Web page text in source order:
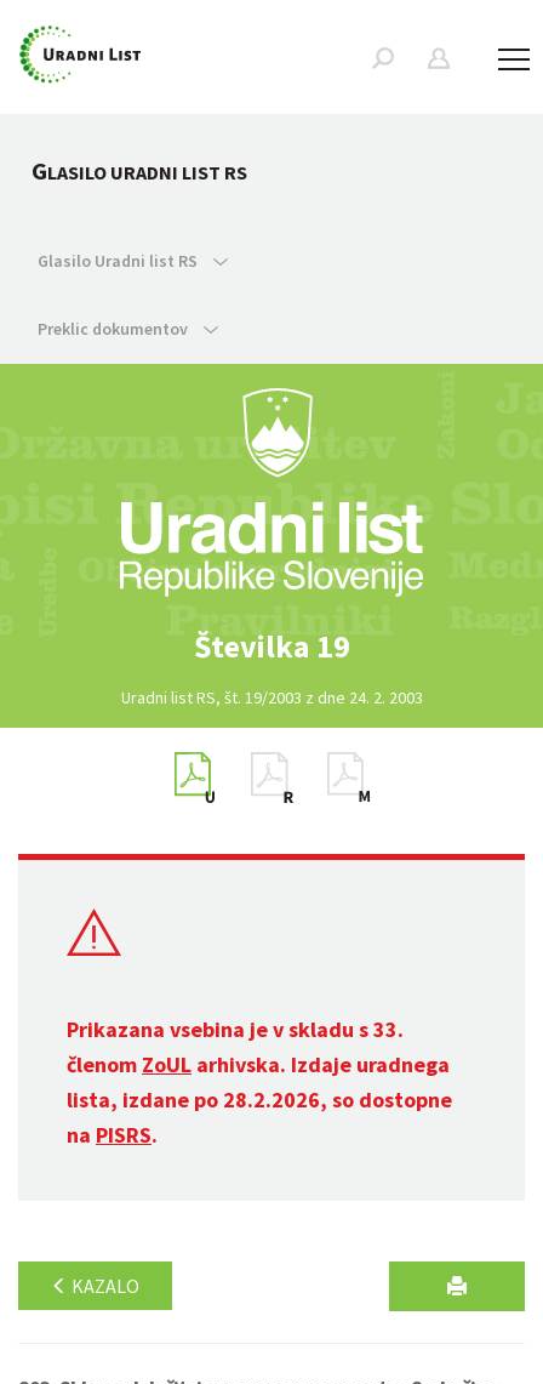
GLASILO URADNI LIST RS
Glasilo Uradni list RS
Preklic dokumentov
Številka 19
Uradni list RS, št. 19/2003 z dne 24. 2. 2003
Prikazana vsebina je v skladu s 33.
členom ZoUL arhivska. Izdaje uradnega
lista, izdane po 28.2.2026, so dostopne
na PISRS.
KAZALO